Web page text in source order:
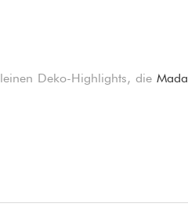
Deko-Highlights, die